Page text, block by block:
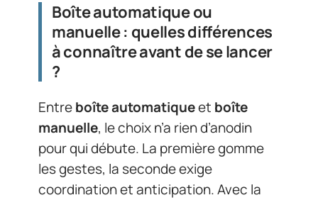
Boîte automatique ou
manuelle : quelles différences
à connaître avant de se lancer
?
Entreboîte automatiqueet boîte
manuelle, le choix n’a rien d’anodin
pour qui débute. La première gomme
les gestes, la seconde exige
coordination et anticipation. Avec la